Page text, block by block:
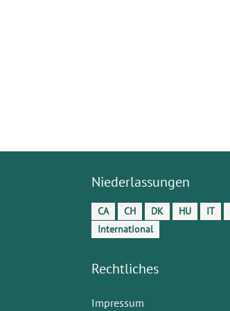
Niederlassungen
CA CH DK HU IT
International
Rechtliches
Impressum